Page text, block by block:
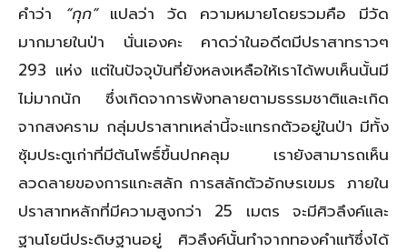
คำว่า
“กุก”แปลว่า วัด ความหมายโดยรวมคือ มีวัด
มากมายในป่า นั่นเองคะ คาดว่าในอดีตมีปราสาทราวๆ
293 แห่ง แต่ในปัจจุบันที่ยังหลงเหลือให้เราได้พบเห็นนั้นมี
ไม่มากนัก ซึ่งเกิดจาการพังทลายตามธรรมชาติและเกิด
จากสงคราม กลุ่มปราสาทเหล่านี้จะแทรกตัวอยู่ในป่า มีทั้ง
ซุ้มประตูเก่าที่มีต้นโพธิ์ขึ้นปกคลุม เรายังสามารถเห็น
ลวดลายของการแกะสลัก การสลักตัวอักษรเขมร ภายใน
ปราสาทหลักที่มีความสูงกว่า 25 เมตร จะมีศิวลึงค์และ
ฐานโยนีประดิษฐานอยู่ ศิวลึงค์นั้นทำจากทองคำแท้ซึ่งได้